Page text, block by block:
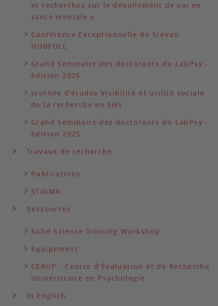
et recherches sur le dévoilement de soi en
santé mentale »
Conférence Exceptionnelle de Stevan
HOBFOLL
Grand Séminaire des doctorants du LabPsy -
édition 2026
Journée d'études Visibilité et utilité sociale
de la recherche en SHS
Grand Séminaire des doctorants du LabPsy -
édition 2025
Travaux de recherche
Publications
STIGMA
Ressources
Solid Science Training Workshop
Equipement
CERUP - Centre d’Évaluation et de Recherche
Universitaire en Psychologie
In English